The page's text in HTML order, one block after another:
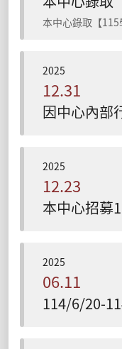
2025
12.31
2025
12.23
2025
06.11